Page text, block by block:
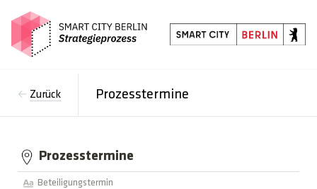
← Zurück Prozesstermine
Prozesstermine
Beteiligungstermin